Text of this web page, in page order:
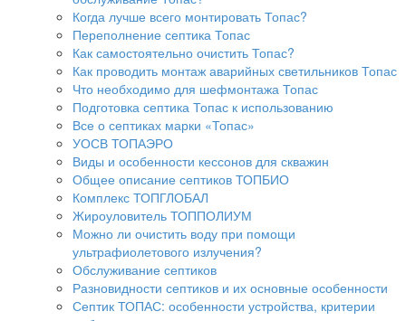
Когда лучше всего монтировать Топас?
Переполнение септика Топас
Как самостоятельно очистить Топас?
Как проводить монтаж аварийных светильников Топас
Что необходимо для шефмонтажа Топас
Подготовка септика Топас к использованию
Все о септиках марки «Топас»
УОСВ ТОПАЭРО
Виды и особенности кессонов для скважин
Общее описание септиков ТОПБИО
Комплекс ТОПГЛОБАЛ
Жироуловитель ТОППОЛИУМ
Можно ли очистить воду при помощи
ультрафиолетового излучения?
Обслуживание септиков
Разновидности септиков и их основные особенности
Септик ТОПАС: особенности устройства, критерии